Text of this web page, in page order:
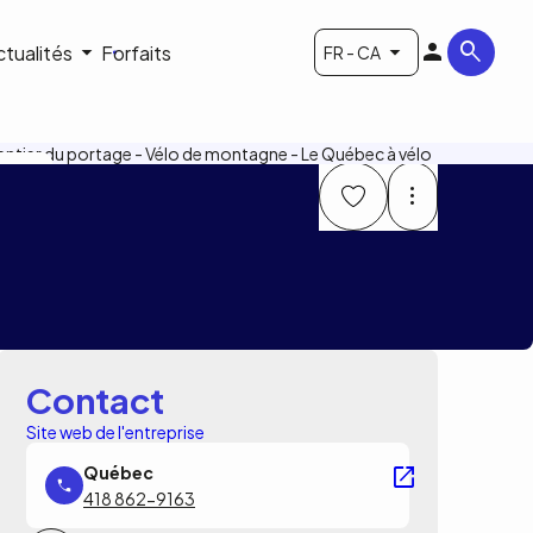
Forfaits FR - CA
Arsenault
Contact
Site web de l'entreprise
418 862-9163